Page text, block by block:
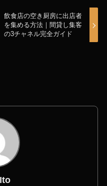
飲食店の空き厨房に出店者
を集める方法｜間貸し集客
の3チャネル完全ガイド